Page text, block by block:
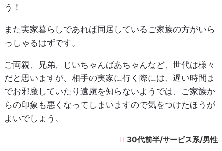
う！
また実家暮らしであれば同居しているご家族の方がいら
っしゃるはずです。
ご両親、兄弟、じいちゃんばあちゃんなど、世代は様々
だと思いますが、相手の実家に行く際には、遅い時間ま
でお邪魔していたり遠慮を知らないようでは、ご家族か
らの印象も悪くなってしまいますので気をつけたほうが
よいでしょう。
30代前半/サービス系/男性